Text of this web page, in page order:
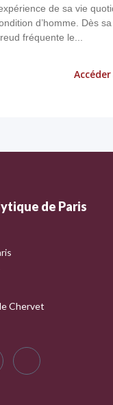
de sa vie
d’homme. Dès
fréquente le...
de Paris
Chervet